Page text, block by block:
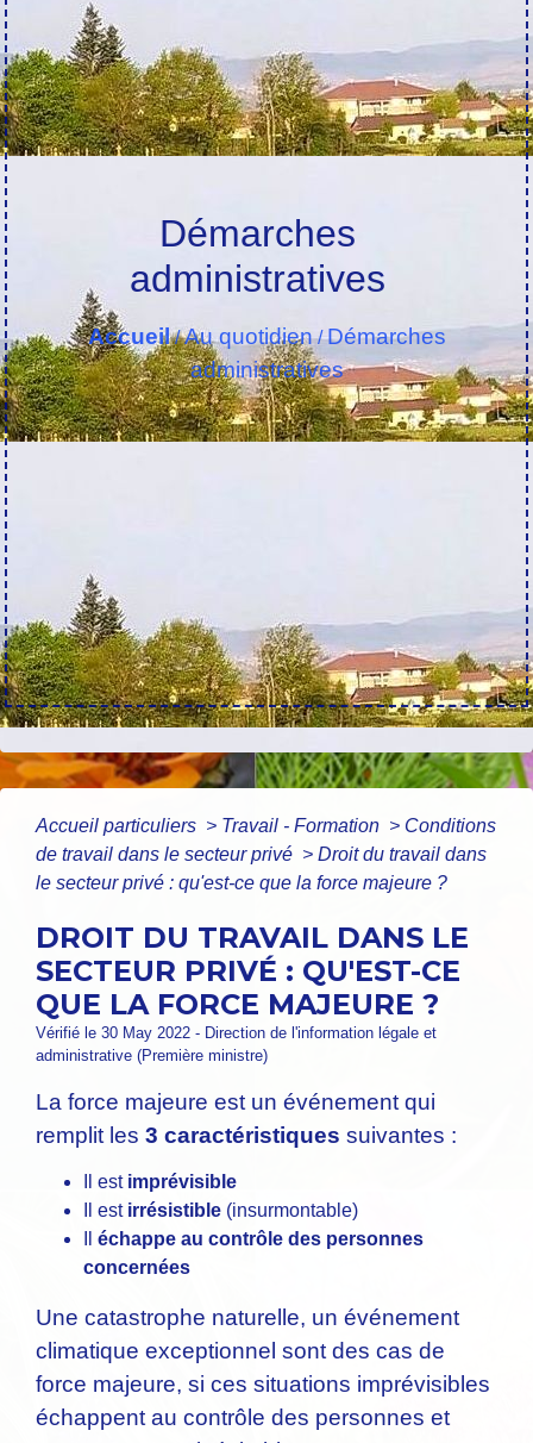
Démarches
administratives
Accueil/Au quotidien/Démarches
administratives
Accueil particuliers > Travail - Formation > Conditions
de travail dans le secteur privé > Droit du travail dans
le secteur privé : qu'est-ce que la force majeure ?
DROIT DU TRAVAIL DANS LE
SECTEUR PRIVÉ : QU'EST-CE
QUE LA FORCE MAJEURE ?
Vérifié le 30 May 2022 - Direction de l'information légale et
administrative (Première ministre)
La force majeure est un événement qui
remplit les 3 caractéristiques suivantes :
Il est imprévisible
Il est irrésistible (insurmontable)
échappe au contrôle des personnes
concernées
Une catastrophe naturelle, un événement
climatique exceptionnel sont des cas de
force majeure, si ces situations imprévisibles
échappent au contrôle des personnes et